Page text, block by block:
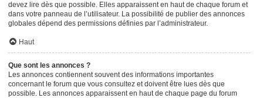
devez lire dès que possible. Elles apparaissent en haut de chaque forum et
dans votre panneau de l’utilisateur. La possibilité de publier des annonces
globales dépend des permissions définies par l’administrateur.
Haut
Que sont les annonces ?
Les annonces contiennent souvent des informations importantes
concernant le forum que vous consultez et doivent être lues dès que
possible. Les annonces apparaissent en haut de chaque page du forum